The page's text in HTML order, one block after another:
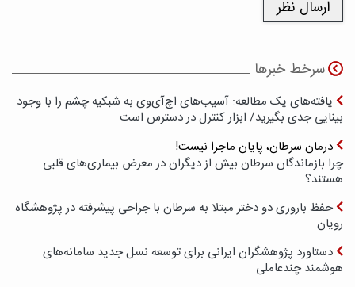
سرخط خبرها
یافته‌های یک مطالعه: آسیب‌های اچ‌آی‌وی به شبکیه چشم را با وجود
بینایی جدی بگیرید/ ابزار کنترل در دسترس است
درمان سرطان، پایان ماجرا نیست!
چرا بازماندگان سرطان بیش از دیگران در معرض بیماری‌های قلبی
هستند؟
حفظ باروری دو دختر مبتلا به سرطان با جراحی پیشرفته در پژوهشگاه
رویان
دستاورد پژوهشگران ایرانی برای توسعه نسل جدید سامانه‌های
هوشمند چندعاملی